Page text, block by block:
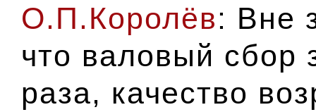
О.П.Королёв: Вне
что валовый сбор
раза, качество